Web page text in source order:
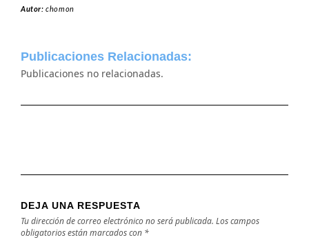
Autor:chomon
Publicaciones Relacionadas:
Publicaciones no relacionadas.
DEJA UNA RESPUESTA
Tu dirección de correo electrónico no será publicada. Los campos
obligatorios están marcados con *